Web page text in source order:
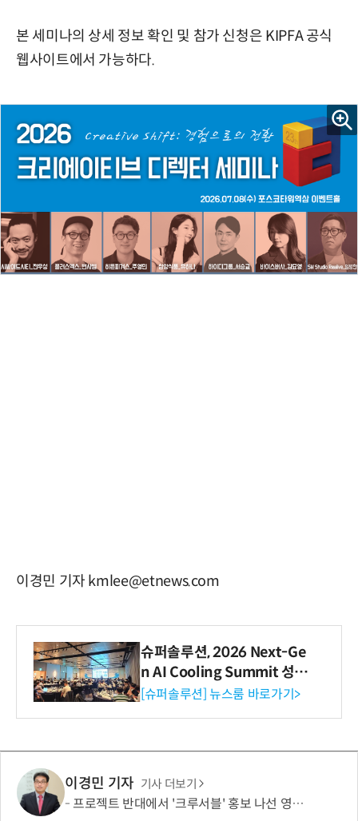
본 세미나의 상세 정보 확인 및 참가 신청은 KIPFA 공식
웹사이트에서 가능하다.
이경민 기자 kmlee@etnews.com
슈퍼솔루션, 2026 Next-Ge
n AI Cooling Summit 성황
리 성료
[슈퍼솔루션] 뉴스룸 바로가기>
이경민 기자 기사 더보기
프로젝트 반대에서 '크루서블' 홍보 나선 영풍·MBK, '말바꾸기' 이어 '주주권' 논란